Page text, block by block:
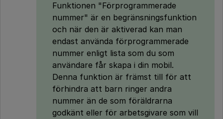
Funktionen "Förprogrammerade
nummer" är en begränsningsfunktion
och när den är aktiverad kan man
endast använda förprogrammerade
nummer enligt lista som du som
användare får skapa i din mobil.
Denna funktion är främst till för att
förhindra att barn ringer andra
nummer än de som föräldrarna
godkänt eller för arbetsgivare som vill